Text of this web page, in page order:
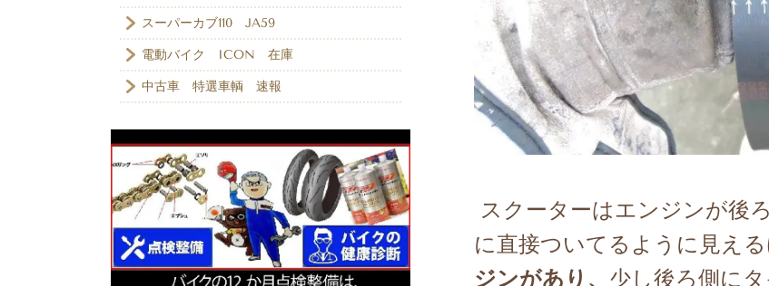
スクーターはエンジンが後
に直接ついてるように見える
ジンがあり、 少し後ろ側に
スーパーカブ110 JA59
電動バイク ICON 在庫
中古車 特選車輌 速報